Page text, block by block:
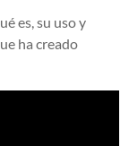
es, su uso y
ha creado